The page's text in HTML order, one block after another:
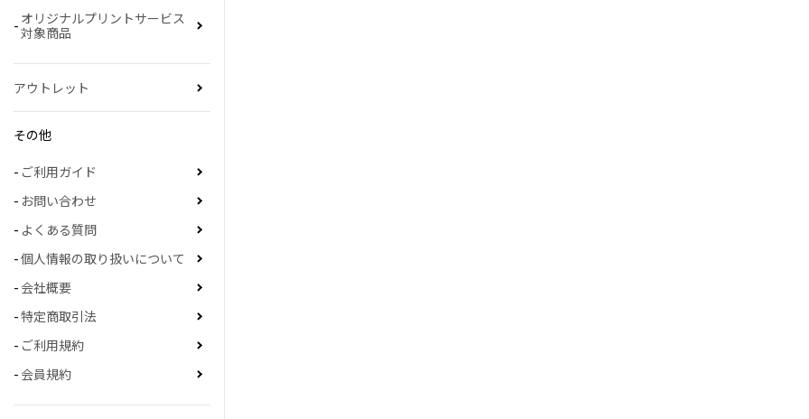
オリジナルプリントサービス
対象商品
アウトレット
その他
ご利用ガイド
お問い合わせ
よくある質問
個人情報の取り扱いについて
会社概要
特定商取引法
ご利用規約
会員規約